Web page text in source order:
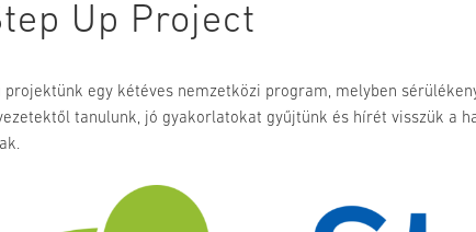
Up Project
projektünk egy kétéves nemzetközi program, melyben
tanulunk, jó gyakorlatokat gyűjtünk és hírét visszük a